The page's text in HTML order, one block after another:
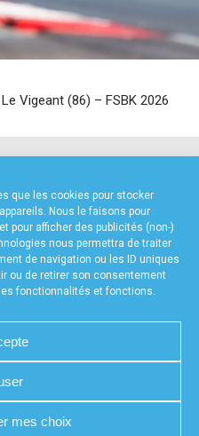
que les cookies pour stocker
Nous le faisons pour
pour afficher des publicités (non-)
nous permettra de traiter
de navigation ou les ID uniques
ou de retirer son consentement
fonctionnalités et fonctions.
mes choix
Vigeant (86) – FSBK 2026
NOUS CONTACTER